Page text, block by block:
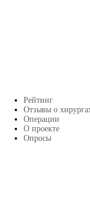
Главное меню
Рейтинг
Отзывы о
Операции
О проекте
Опросы
Страницы